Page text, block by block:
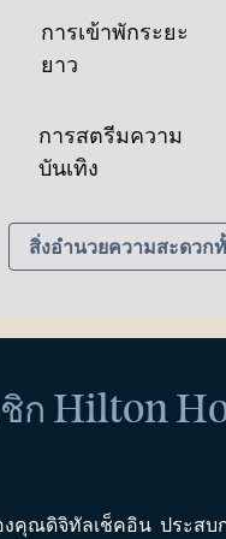
การเข้าพักระยะ
ยาว
การสตรีมความ
บันเทิง
สิ่งอํานวยความสะดวก
ก Hilton
งคุณดิจิทัลเช็คอิน ประสบ